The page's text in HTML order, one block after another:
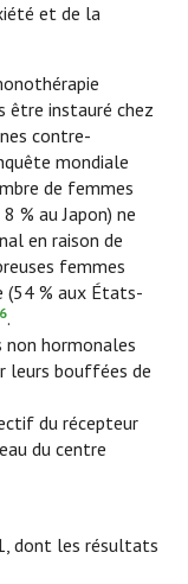
et de la
être instauré chez
contre-
mondiale
de femmes
% au Japon) ne
en raison de
femmes
(54 % aux États-
6.
non hormonales
leurs bouffées de
du récepteur
du centre
dont les résultats